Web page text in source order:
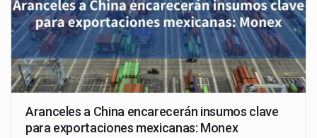
Aranceles a China encarecerán insumos clave
para exportaciones mexicanas: Monex